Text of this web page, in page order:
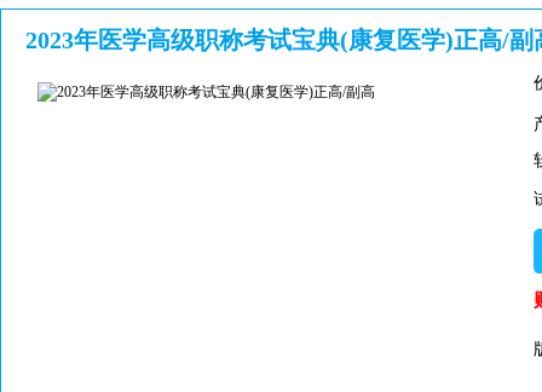
2023年医学高级职称考试宝典(康复医学)正高/副